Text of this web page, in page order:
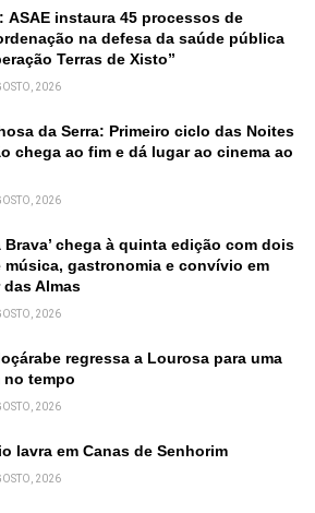
ASAE instaura 45 processos de
na defesa da saúde pública
Terras de Xisto”
2026
da Serra: Primeiro ciclo das Noites
chega ao fim e dá lugar ao cinema ao
2026
Brava’ chega à quinta edição com dois
música, gastronomia e convívio em
das Almas
2026
regressa a Lourosa para uma
no tempo
2026
lavra em Canas de Senhorim
2026